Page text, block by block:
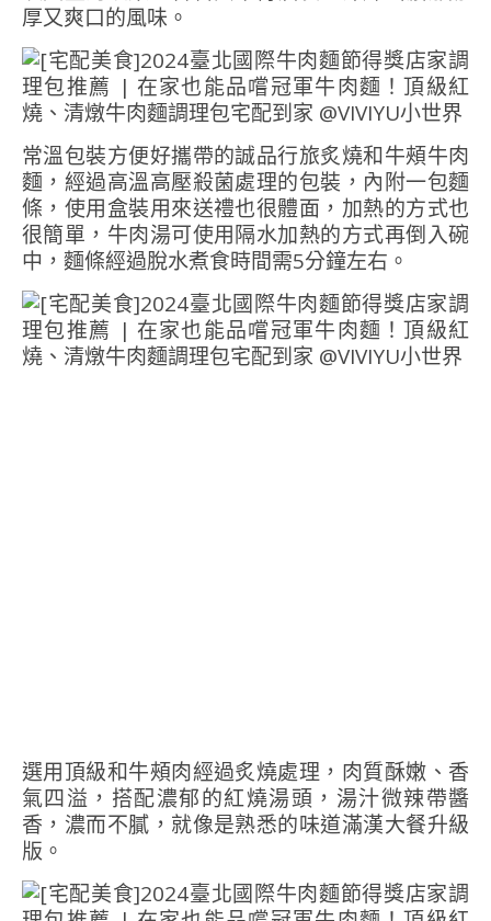
厚又爽口的風味。
常溫包裝方便好攜帶的誠品行旅炙燒和牛頰牛肉
麵，經過高溫高壓殺菌處理的包裝，內附一包麵
條，使用盒裝用來送禮也很體面，加熱的方式也
很簡單，牛肉湯可使用隔水加熱的方式再倒入碗
中，麵條經過脫水煮食時間需5分鐘左右。
選用頂級和牛頰肉經過炙燒處理，肉質酥嫩、香
氣四溢，搭配濃郁的紅燒湯頭，湯汁微辣帶醬
香，濃而不膩，就像是熟悉的味道滿漢大餐升級
版。